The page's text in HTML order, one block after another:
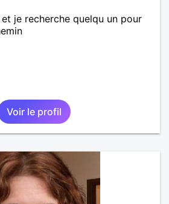
je recherche quelqu un pour
Voir le profil